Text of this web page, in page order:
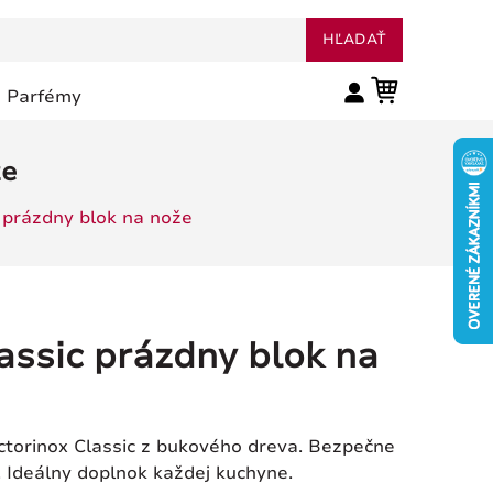
Parfémy
HĽADAŤ
blok na nože
prázdny blok na
Classic z bukového dreva. Bezpečne
doplnok každej kuchyne.